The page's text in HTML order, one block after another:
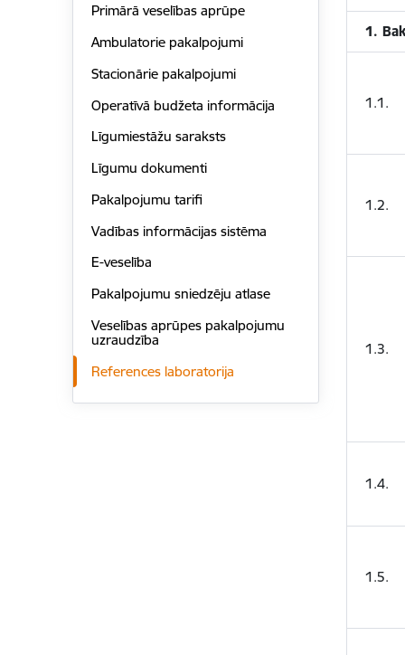
Primārā veselības aprūpe
Ambulatorie pakalpojumi
Stacionārie pakalpojumi
Operatīvā budžeta informācija
Līgumiestāžu saraksts
Līgumu dokumenti
Pakalpojumu tarifi
Vadības informācijas sistēma
E-veselība
Pakalpojumu sniedzēju atlase
Veselības aprūpes pakalpojumu
uzraudzība
References laboratorija
1.
1.1.
1.2.
1.3.
1.4.
1.5.